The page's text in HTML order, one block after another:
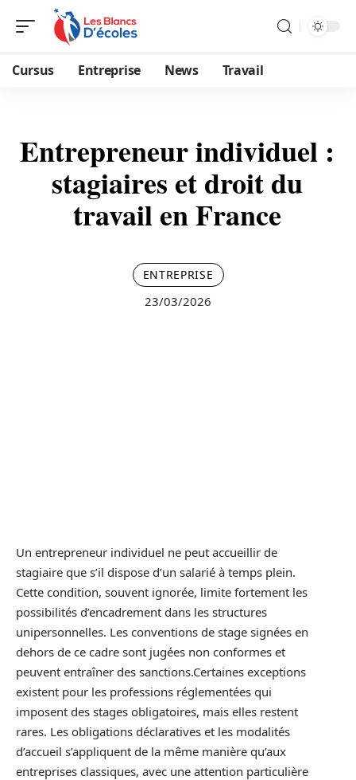
Cursus Entreprise News Travail
Entrepreneur individuel :
stagiaires et droit du
travail en France
ENTREPRISE
23/03/2026
Un entrepreneur individuel ne peut accueillir de
stagiaire que s’il dispose d’un salarié à temps plein.
Cette condition, souvent ignorée, limite fortement les
possibilités d’encadrement dans les structures
unipersonnelles. Les conventions de stage signées en
dehors de ce cadre sont jugées non conformes et
peuvent entraîner des sanctions.Certaines exceptions
existent pour les professions réglementées qui
imposent des stages obligatoires, mais elles restent
rares. Les obligations déclaratives et les modalités
d’accueil s’appliquent de la même manière qu’aux
entreprises classiques, avec une attention particulière